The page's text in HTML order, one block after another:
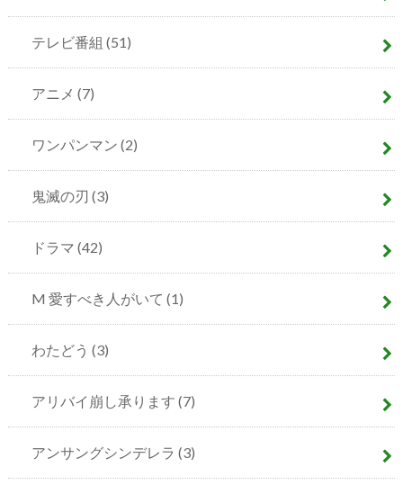
テレビ番組 (51)
アニメ (7)
ワンパンマン (2)
鬼滅の刃 (3)
ドラマ (42)
M 愛すべき人がいて (1)
わたどう (3)
アリバイ崩し承ります (7)
アンサングシンデレラ (3)